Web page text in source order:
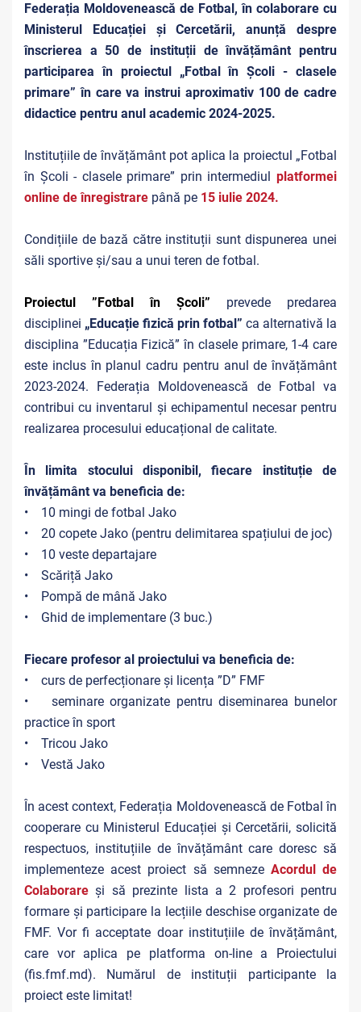
Federația Moldovenească de Fotbal, în colaborare cu
Ministerul Educației și Cercetării, anunță despre
înscrierea a 50 de instituții de învățământ pentru
participarea în proiectul „Fotbal în Școli - clasele
primare” în care va instrui aproximativ 100 de cadre
didactice pentru anul academic 2024-2025.
Instituțiile de învățământ pot aplica la proiectul „Fotbal
în Școli - clasele primare” prin intermediul platformei
online de înregistrare până pe 15 iulie 2024.
Condițiile de bază către instituții sunt dispunerea unei
săli sportive și/sau a unui teren de fotbal.
Proiectul ”Fotbal în Școli” prevede predarea
disciplinei „Educație fizică prin fotbal” ca alternativă la
disciplina ”Educația Fizică” în clasele primare, 1-4 care
este inclus în planul cadru pentru anul de învățământ
2023-2024. Federația Moldovenească de Fotbal va
contribui cu inventarul și echipamentul necesar pentru
realizarea procesului educațional de calitate.
În limita stocului disponibil, fiecare instituție de
învățământ va beneficia de:
• 10 mingi de fotbal Jako
• 20 copete Jako (pentru delimitarea spațiului de joc)
• 10 veste departajare
• Scăriță Jako
• Pompă de mână Jako
• Ghid de implementare (3 buc.)
Fiecare profesor al proiectului va beneficia de:
• curs de perfecționare și licența ”D” FMF
• seminare organizate pentru diseminarea bunelor
practice în sport
• Tricou Jako
• Vestă Jako
În acest context, Federația Moldovenească de Fotbal în
cooperare cu Ministerul Educației și Cercetării, solicită
respectuos, instituțiile de învățământ care doresc să
implementeze acest proiect să semneze Acordul de
Colaborare și să prezinte lista a 2 profesori pentru
formare și participare la lecțiile deschise organizate de
FMF. Vor fi acceptate doar instituțiile de învățământ,
care vor aplica pe platforma on-line a Proiectului
(fis.fmf.md). Numărul de instituții participante la
proiect este limitat!